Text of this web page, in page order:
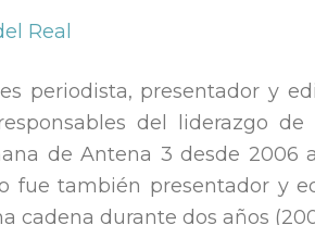
Real
es periodista, presentador y
del liderazgo de
de Antena 3 desde 2006
fue también presentador y
cadena durante dos años